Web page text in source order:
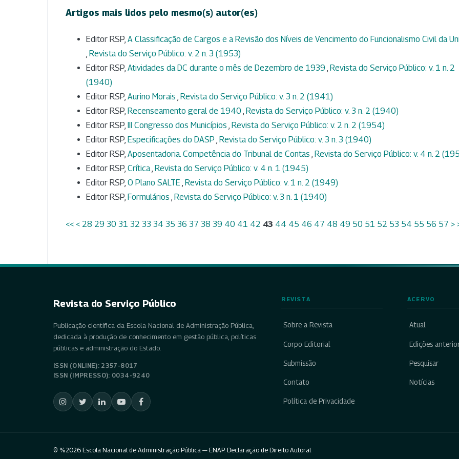
Artigos mais lidos pelo mesmo(s) autor(es)
Editor RSP, A Classificação de Cargos e a Revisão dos Níveis de Vencimento do Funcionalismo Civil da
Revista do Serviço Público: v. 2 n. 3 (1953)
Editor RSP, Atividades da DC durante o mês de Dezembro de 1939 Revista do Serviço Público: v. 1 n. 2
(1940)
Editor RSP, Aurino Morais Revista do Serviço Público: v. 3 n. 2 (1941)
Editor RSP, Recenseamento geral de 1940 Revista do Serviço Público: v. 3 n. 2 (1940)
Editor RSP, III Congresso dos Municípios Revista do Serviço Público: v. 2 n. 2 (1954)
Editor RSP, Especificações do DASP Revista do Serviço Público: v. 3 n. 3 (1940)
Editor RSP, Aposentadoria. Competência do Tribunal de Contas Revista do Serviço Público: v. 4 n. 2
Editor RSP, Crítica Revista do Serviço Público: v. 4 n. 1 (1945)
Editor RSP, O Plano SALTE Revista do Serviço Público: v. 1 n. 2 (1949)
Editor RSP, Formulários Revista do Serviço Público: v. 3 n. 1 (1940)
<< < 28 29 30 31 32 33 34 35 36 37 38 39 40 41 42 43 44 45 46 47 48 49 50 51 52 53 54 55 56 57 >
Revista do Serviço Público
Publicação científica da Escola Nacional de Administração Pública,
dedicada à produção de conhecimento em gestão pública, políticas
públicas e administração do Estado.
ISSN (ONLINE): 2357-8017
ISSN (IMPRESSO): 0034-9240
REVISTA
Sobre a Revista
Corpo Editorial
Submissão
Contato
Política de Privacidade
ACERVO
Atual
Edições
Pesquisar
Notícias
© %2026 Escola Nacional de Administração Pública — ENAP. Declaração de Direito Autoral